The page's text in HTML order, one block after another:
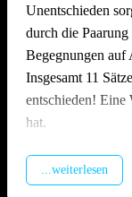
Unentschieden
durch die Paarung
Begegnungen auf
Insgesamt 11
entschieden!
hat.
Packende Spiele
...weiterlesen